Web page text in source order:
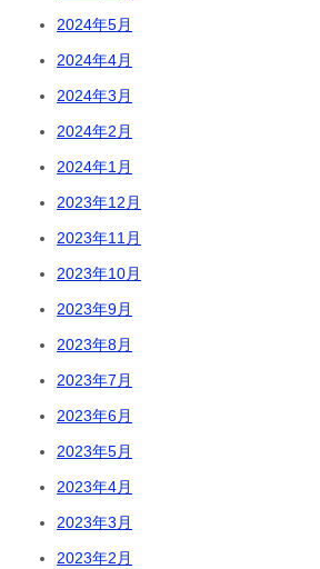
2024年5月
2024年4月
2024年3月
2024年2月
2024年1月
2023年12月
2023年11月
2023年10月
2023年9月
2023年8月
2023年7月
2023年6月
2023年5月
2023年4月
2023年3月
2023年2月